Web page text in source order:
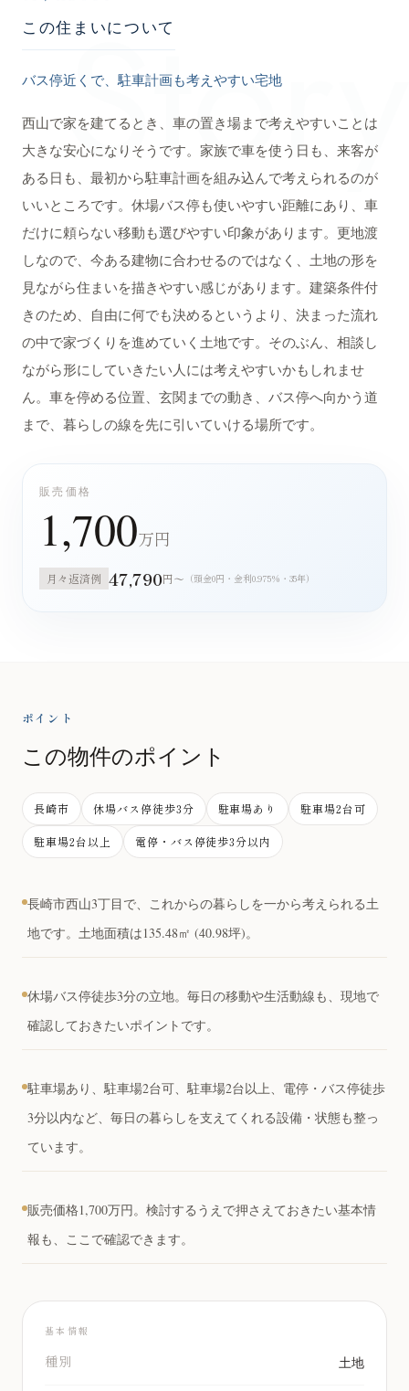
Story
この住まいについて
バス停近くで、駐車計画も考えやすい宅地
西山で家を建てるとき、車の置き場まで考えやすいことは
大きな安心になりそうです。家族で車を使う日も、来客が
ある日も、最初から駐車計画を組み込んで考えられるのが
いいところです。休場バス停も使いやすい距離にあり、車
だけに頼らない移動も選びやすい印象があります。更地渡
しなので、今ある建物に合わせるのではなく、土地の形を
見ながら住まいを描きやすい感じがあります。建築条件付
きのため、自由に何でも決めるというより、決まった流れ
の中で家づくりを進めていく土地です。そのぶん、相談し
ながら形にしていきたい人には考えやすいかもしれませ
ん。車を停める位置、玄関までの動き、バス停へ向かう道
まで、暮らしの線を先に引いていける場所です。
販売価格
1,700万円
月々返済例 47,790円〜 （頭金0円・金利0.975%・35年）
ポイント
この物件のポイント
長崎市 休場バス停徒歩3分 駐車場あり 駐車場2台可
駐車場2台以上 電停・バス停徒歩3分以内
長崎市西山3丁目で、これからの暮らしを一から考えられる土
地です。土地面積は135.48㎡ (40.98坪)。
休場バス停徒歩3分の立地。毎日の移動や生活動線も、現地で
確認しておきたいポイントです。
駐車場あり、駐車場2台可、駐車場2台以上、電停・バス停徒歩
3分以内など、毎日の暮らしを支えてくれる設備・状態も整っ
ています。
販売価格1,700万円。検討するうえで押さえておきたい基本情
報も、ここで確認できます。
基本情報
種別 土地